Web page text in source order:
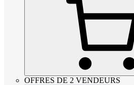
OFFRES DE 2 VENDEURS